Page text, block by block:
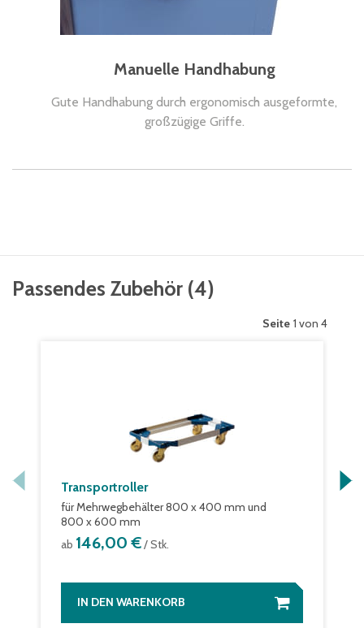
Manuelle Handhabung
Gute Handhabung durch ergonomisch ausgeformte,
großzügige Griffe.
Passendes Zubehör (4)
Seite 1 von 4
Transportroller
für Mehrwegbehälter 800 x 400 mm und
800 x 600 mm
ab 146,00 €/ Stk.
IN DEN WARENKORB